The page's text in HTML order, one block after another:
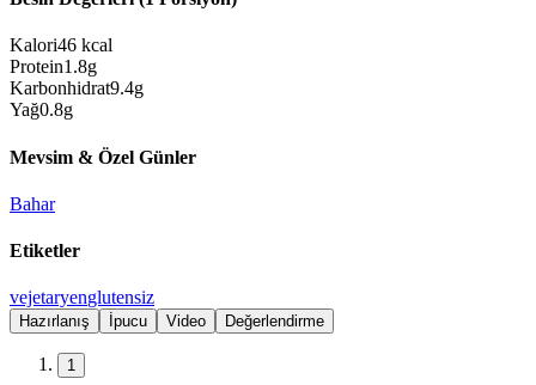
Kalori46 kcal
Protein1.8g
Karbonhidrat9.4g
Yağ0.8g
Mevsim & Özel Günler
Bahar
Etiketler
vejetaryenglutensiz
Hazırlanış İpucu Video Değerlendirme
1